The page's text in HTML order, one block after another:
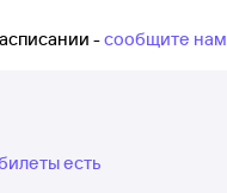
-сообщите нам
есть